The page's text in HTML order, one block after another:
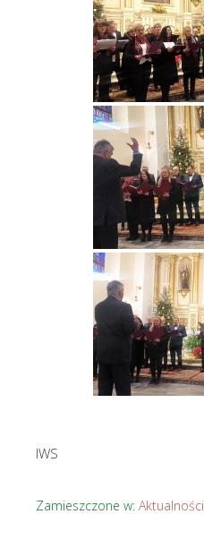
IWS
Zamieszczone w: Aktualności